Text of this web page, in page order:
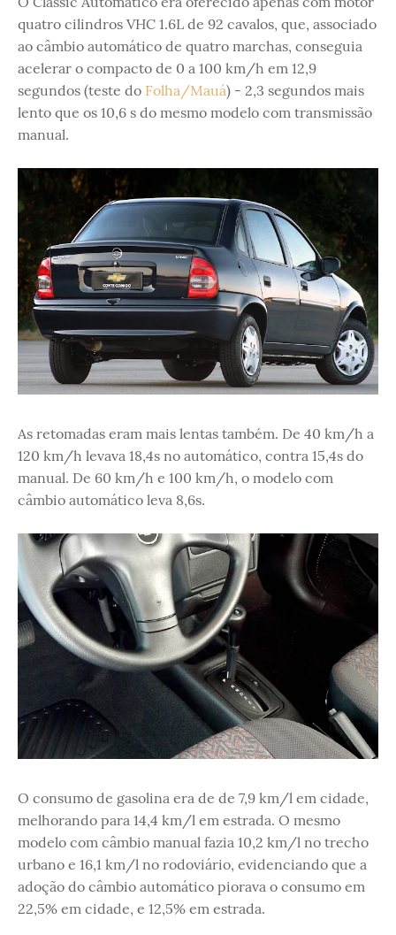
quatro cilindros VHC 1.6L de 92 cavalos, que, associado
ao câmbio automático de quatro marchas, conseguia
acelerar o compacto de 0 a 100 km/h em 12,9
segundos (teste do Folha/Mauá) - 2,3 segundos mais
lento que os 10,6 s do mesmo modelo com transmissão
manual.
As retomadas eram mais lentas também. De 40 km/h a
120 km/h levava 18,4s no automático, contra 15,4s do
manual. De 60 km/h e 100 km/h, o modelo com
câmbio automático leva 8,6s.
O consumo de gasolina era de de 7,9 km/l em cidade,
melhorando para 14,4 km/l em estrada. O mesmo
modelo com câmbio manual fazia 10,2 km/l no trecho
urbano e 16,1 km/l no rodoviário, evidenciando que a
adoção do câmbio automático piorava o consumo em
22,5% em cidade, e 12,5% em estrada.